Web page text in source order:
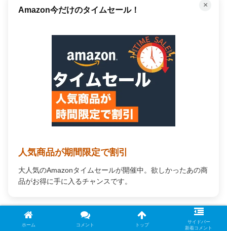
×
Amazon今だけのタイムセール！
人気商品が期間限定で割引
大人気のAmazonタイムセールが開催中。欲しかったあの商
品がお得に手に入るチャンスです。
ホーム コメント トップ
サイドバー
新着コメント